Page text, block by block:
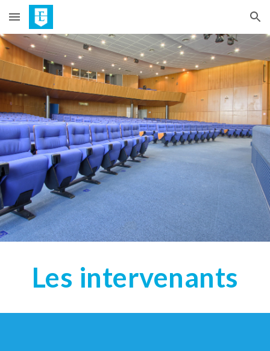
Skip to main content Skip to navigation
Les intervenants